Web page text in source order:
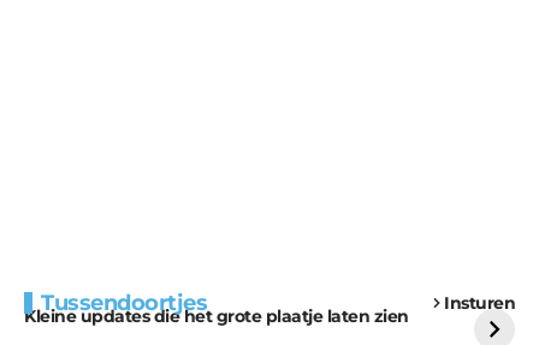
Tussendoortjes Insturen
Kleine updates die het grote plaatje laten zien
voor kabouters
uitdaging